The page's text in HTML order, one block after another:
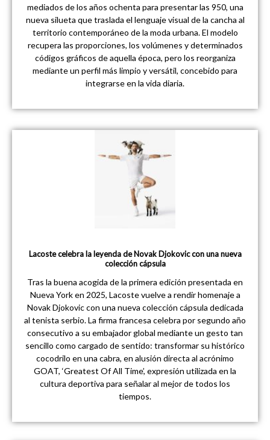
mediados de los años ochenta para presentar las 950, una
nueva silueta que traslada el lenguaje visual de la cancha al
territorio contemporáneo de la moda urbana. El modelo
recupera las proporciones, los volúmenes y determinados
códigos gráficos de aquella época, pero los reorganiza
mediante un perfil más limpio y versátil, concebido para
integrarse en la vida diaria.
Lacoste celebra la leyenda de Novak Djokovic con una nueva
colección cápsula
Tras la buena acogida de la primera edición presentada en
Nueva York en 2025, Lacoste vuelve a rendir homenaje a
Novak Djokovic con una nueva colección cápsula dedicada
al tenista serbio. La firma francesa celebra por segundo año
consecutivo a su embajador global mediante un gesto tan
sencillo como cargado de sentido: transformar su histórico
cocodrilo en una cabra, en alusión directa al acrónimo
GOAT, ‘Greatest Of All Time’, expresión utilizada en la
cultura deportiva para señalar al mejor de todos los
tiempos.